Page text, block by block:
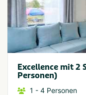
Excellence mit 2
Personen)
1 - 4 Personen